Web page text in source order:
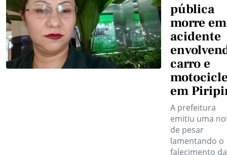
pública
morre em
acidente
carro e
em
A prefeitura
emitiu uma
de pesar
lamentando o
falecimento da